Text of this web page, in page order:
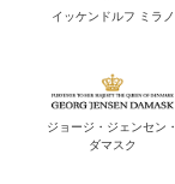
イッケンドルフ ミラノ
ジョージ・ジェンセン・
ダマスク